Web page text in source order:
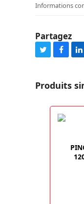
Informations
Partagez
Share
Twitter
Share
Produits